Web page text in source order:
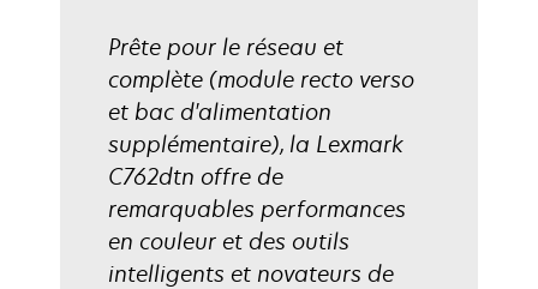
Prête pour le réseau et
complète (module recto verso
et bac d'alimentation
supplémentaire), la Lexmark
C762dtn offre de
remarquables performances
en couleur et des outils
intelligents et novateurs de